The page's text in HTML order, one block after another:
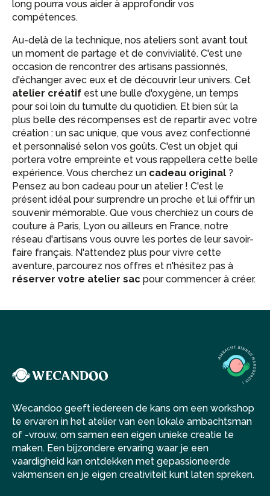
long pourra vous aider à approfondir vos
compétences.
Au-delà de la technique, nos ateliers sont avant tout
un moment de partage et de convivialité. C'est une
occasion de rencontrer des artisans passionnés,
d'échanger avec eux et de découvrir leur univers. Cet
atelier créatif est une bulle d'oxygène, un temps
pour soi loin du tumulte du quotidien. Et bien sûr, la
plus belle des récompenses est de repartir avec votre
création : un sac unique, que vous avez confectionné
et personnalisé selon vos goûts. C'est un objet qui
portera votre empreinte et vous rappellera cette belle
expérience. Vous cherchez un cadeau original ?
Pensez au bon cadeau pour un atelier ! C'est le
présent idéal pour surprendre un proche et lui offrir un
souvenir mémorable. Que vous cherchiez un cours de
couture à Paris, Lyon ou ailleurs en France, notre
réseau d'artisans vous ouvre les portes de leur savoir-
faire français. N'attendez plus pour vivre cette
aventure, parcourez nos offres et n'hésitez pas à
réserver votre atelier sac pour commencer à créer.
Wecandoo geeft iedereen de kans om een workshop
te ervaren in het atelier van een lokale ambachtsman
of -vrouw, om samen een eigen unieke creatie te
maken. Een bijzondere ervaring waar je een
vaardigheid kan ontdekken met gepassioneerde
vakmensen en je eigen creativiteit kunt laten spreken.